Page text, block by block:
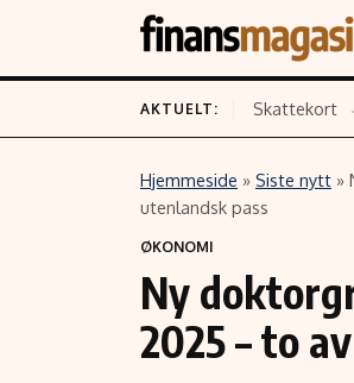
Innhold
Siste nytt
Eiendom
Energi og klima
AKTUELT: Skattekort
Hjemmeside » Siste nytt »
utenlandsk pass
ØKONOMI
Ny
2025 – to